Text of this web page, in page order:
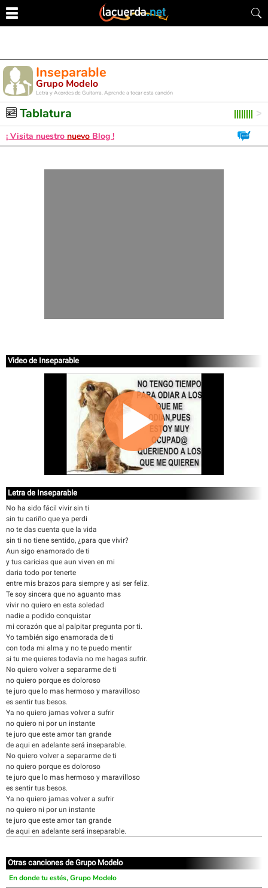
Inseparable
Grupo Modelo
Letra y Acordes de Guitarra. Aprende a tocar esta canción
Tablatura
¡ Visita nuestro nuevo Blog !
Video de Inseparable
Letra de Inseparable
No ha sido fácil vivir sin ti
sin tu cariño que ya perdi
no te das cuenta que la vida
sin ti no tiene sentido, ¿para que vivir?
Aun sigo enamorado de ti
y tus caricias que aun viven en mi
daria todo por tenerte
entre mis brazos para siempre y asi ser feliz.
Te soy sincera que no aguanto mas
vivir no quiero en esta soledad
nadie a podido conquistar
mi corazón que al palpitar pregunta por ti.
Yo también sigo enamorada de ti
con toda mi alma y no te puedo mentir
si tu me quieres todavía no me hagas sufrir.
No quiero volver a separarme de ti
no quiero porque es doloroso
te juro que lo mas hermoso y maravilloso
es sentir tus besos.
Ya no quiero jamas volver a sufrir
no quiero ni por un instante
te juro que este amor tan grande
de aqui en adelante será inseparable.
No quiero volver a separarme de ti
no quiero porque es doloroso
te juro que lo mas hermoso y maravilloso
es sentir tus besos.
Ya no quiero jamas volver a sufrir
no quiero ni por un instante
te juro que este amor tan grande
de aqui en adelante será inseparable.
Otras canciones de Grupo Modelo
En donde tu estés, Grupo Modelo